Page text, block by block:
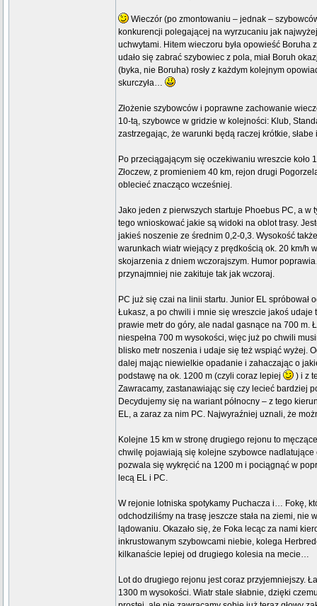
Wieczór (po zmontowaniu – jednak –
konkurencji polegającej na wyrzucaniu jak
uchwytami. Hitem wieczoru była opowieść
udało się zabrać szybowiec z pola, miał Boruh
(byka, nie Boruha) rosły z każdym kolejnym
skurczyła…
Złożenie szybowców i poprawne zachowanie
10-tą, szybowce w gridzie w kolejności: Klub,
zastrzegając, że warunki będą raczej krótkie,
Po przeciągającym się oczekiwaniu wreszcie
Złoczew, z promieniem 40 km, rejon drugi
oblecieć znacząco wcześniej.
Jako jeden z pierwszych startuje Phoebus PC, a
tego wnioskować jakie są widoki na oblot trasy.
jakieś noszenie ze średnim 0,2-0,3. Wysokość
warunkach wiatr wiejący z prędkością ok. 20 km/h
skojarzenia z dniem wczorajszym. Humor
przynajmniej nie zakituje tak jak wczoraj.
PC już się czai na linii startu. Junior EL spróbował
Łukasz, a po chwili i mnie się wreszcie jakoś
prawie metr do góry, ale nadal gasnące na 700 m.
niespełna 700 m wysokości, więc już po chwili
blisko metr noszenia i udaje się też wspiąć wyżej.
dalej mając niewielkie opadanie i zahaczając o
podstawę na ok. 1200 m (czyli coraz lepiej
) i z
Zawracamy, zastanawiając się czy lecieć bardziej
Decydujemy się na wariant północny – z tego
EL, a zaraz za nim PC. Najwyraźniej uznali, że
Kolejne 15 km w stronę drugiego rejonu to
chwilę pojawiają się kolejne szybowce
pozwala się wykręcić na 1200 m i pociągnąć w
lecą EL i PC.
W rejonie lotniska spotykamy Puchacza i… Fokę,
odchodziliśmy na trasę jeszcze stała na ziemi, nie
lądowaniu. Okazało się, że Foka lecąc za nami
inkrustowanym szybowcami niebie, kolega
kilkanaście lepiej od drugiego kolesia na mecie…
Lot do drugiego rejonu jest coraz przyjemniejszy.
1300 m wysokości. Wiatr stale słabnie, dzięki